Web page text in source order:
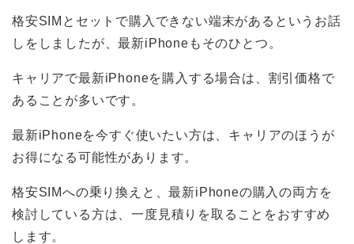
格安SIMとセットで購入できない端末があるというお話
しをしましたが、最新iPhoneもそのひとつ。
キャリアで最新iPhoneを購入する場合は、割引価格で
あることが多いです。
最新iPhoneを今すぐ使いたい方は、キャリアのほうが
お得になる可能性があります。
格安SIMへの乗り換えと、最新iPhoneの購入の両方を
検討している方は、一度見積りを取ることをおすすめ
します。